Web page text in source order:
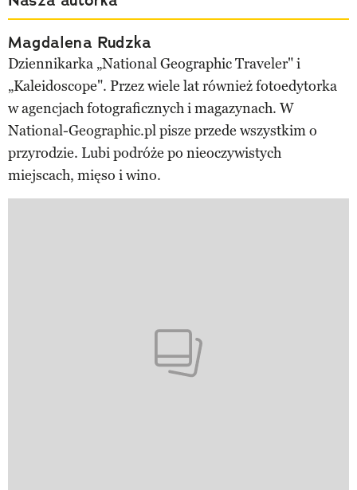
Magdalena Rudzka
Dziennikarka „National Geographic Traveler" i
„Kaleidoscope". Przez wiele lat również fotoedytorka
w agencjach fotograficznych i magazynach. W
National-Geographic.pl pisze przede wszystkim o
przyrodzie. Lubi podróże po nieoczywistych
miejscach, mięso i wino.